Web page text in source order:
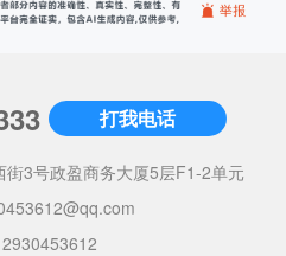
打我电话
3号政盈商务大厦5层F1-2单元